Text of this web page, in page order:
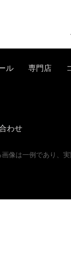
ル 専門店
わせ
像は一例であり、